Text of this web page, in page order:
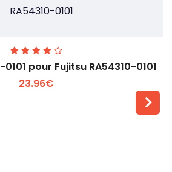
pour Fujitsu RA54310-0101
23.96€